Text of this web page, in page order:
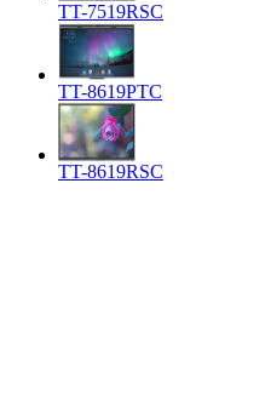
TT-7519RSC
TT-8619PTC
TT-8619RSC